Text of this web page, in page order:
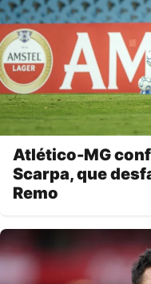
Atlético-MG
Scarpa, que
Remo